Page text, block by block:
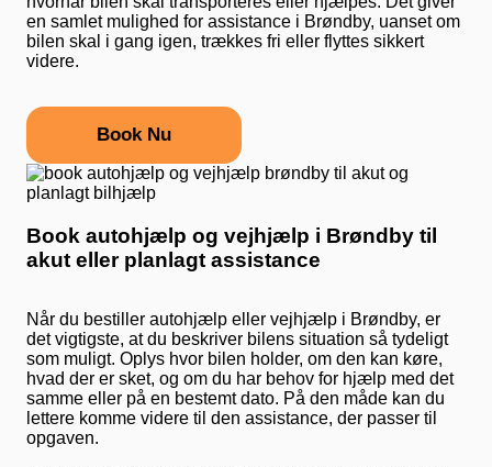
en samlet mulighed for assistance i Brøndby, uanset om
bilen skal i gang igen, trækkes fri eller flyttes sikkert
videre.
Book Nu
Book autohjælp og vejhjælp i Brøndby til
akut eller planlagt assistance
Når du bestiller autohjælp eller vejhjælp i Brøndby, er
det vigtigste, at du beskriver bilens situation så tydeligt
som muligt. Oplys hvor bilen holder, om den kan køre,
hvad der er sket, og om du har behov for hjælp med det
samme eller på en bestemt dato. På den måde kan du
lettere komme videre til den assistance, der passer til
opgaven.